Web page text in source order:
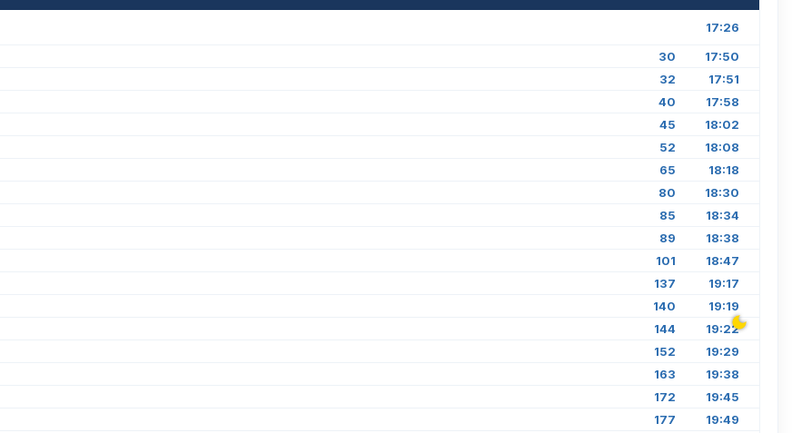
17:26
30 17:50
32 17:51
40 17:58
45 18:02
52 18:08
65 18:18
80 18:30
85 18:34
89 18:38
101 18:47
137 19:17
140 19:19
144 19:22
152 19:29
163 19:38
172 19:45
177 19:49